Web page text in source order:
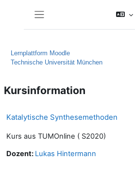
Lernplattform Moodle
Technische Universität München
Kursinformation
Katalytische Synthesemethoden
Kurs aus TUMOnline ( S2020)
Dozent: Lukas Hintermann